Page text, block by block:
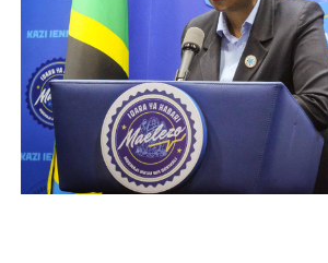
MTWALE AITAKA TARURA
PROF. NAGU: TARURA ONGEZENI
WAZIRI SANGU AZITAKA
MTENDAJI MKUU WMA